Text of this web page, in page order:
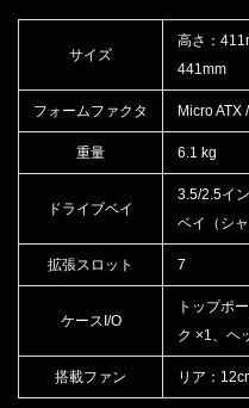
サイズ
高さ：
441mm
フォームファクタ Micro ATX
重量 6.1 kg
ドライブベイ
3.5/2.5イ
ベイ（シ
拡張スロット 7
ケースI/O
トップポ
ク ×1、ヘ
搭載ファン リア：